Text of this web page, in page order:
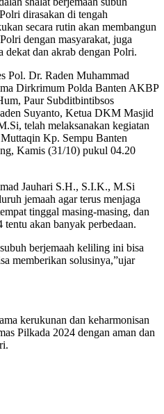
dirasakan di tengah
secara rutin akan membangun
dengan masyarakat, juga
dekat dan akrab dengan Polri.
Pol. Dr. Raden Muhammad
Dirkrimum Polda Banten AKBP
Paur Subditbintibsos
Suyanto, Ketua DKM Masjid
telah melaksanakan kegiatan
Kp. Sempu Banten
Kamis (31/10) pukul 04.20
Jauhari S.H., S.I.K., M.Si
jemaah agar terus menjaga
tinggal masing-masing, dan
akan banyak perbedaan.
berjemaah keliling ini bisa
memberikan solusinya,”ujar
kerukunan dan keharmonisan
Pilkada 2024 dengan aman dan